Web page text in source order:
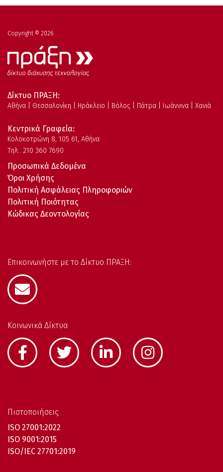
Copyright © 2026
Δίκτυο ΠΡΑΞΗ:
Αθήνα | Θεσσαλονίκη | Ηράκλειο | Βόλος | Πάτρα | Ιωάννινα | Χανιά
Κεντρικά Γραφεία:
Kολοκοτρώνη 8, 105 61, Αθήνα
Τηλ:. 210 360 7690
Προσωπικά Δεδομένα
Όροι Χρήσης
Πολιτική Ασφάλειας Πληροφοριών
Πολιτική Ποιότητας
Κώδικας Δεοντολογίας
Επικοινωνήστε με το Δίκτυο ΠΡΑΞΗ:
Κοινωνικά Δίκτυα
Πιστοποιήσεις
ISO 27001:2022
ISO 9001:2015
ISO/IEC 27701:2019